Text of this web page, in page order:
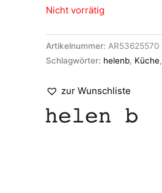
Nicht vorrätig
Artikelnummer: AR53625570
Schlagwörter: helenb, Küche,
zur Wunschliste